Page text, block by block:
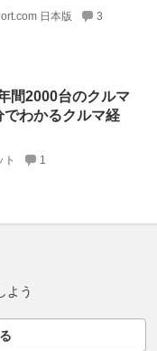
日本版 3
間2000台のクルマ
でわかるクルマ経
ト 1
よう